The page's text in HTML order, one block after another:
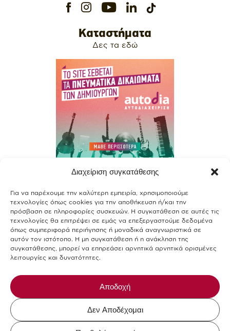
Διαχείριση συγκατάθεσης
Για να παρέχουμε την καλύτερη εμπειρία, χρησιμοποιούμε
τεχνολογίες όπως cookies για την αποθήκευση ή/και την
πρόσβαση σε πληροφορίες συσκευών. Η συγκατάθεση σε αυτές τις
τεχνολογίες θα επιτρέψει σε εμάς να επεξεργαστούμε δεδομένα
όπως συμπεριφορά περιήγησης ή μοναδικά αναγνωριστικά σε
αυτόν τον ιστότοπο. Η μη συγκατάθεση ή η ανάκληση της
συγκατάθεσης, μπορεί να επηρεάσει αρνητικά αρνητικά ορισμένες
λειτουργίες και δυνατότητες.
Αποδοχή
Δεν Αποδέχομαι
Καταστήματα
Δες τα εδώ
Join our team
Terms of use
Privacy Policy
Cookies Policy
Allergens-Food Safety